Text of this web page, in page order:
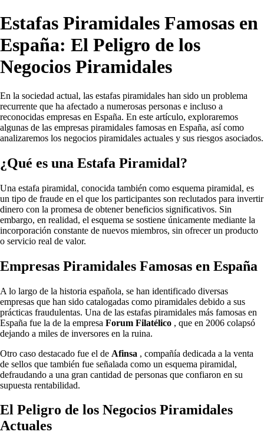
Estafas Piramidales Famosas en
España: El Peligro de los
Negocios Piramidales
En la sociedad actual, las estafas piramidales han sido un problema
recurrente que ha afectado a numerosas personas e incluso a
reconocidas empresas en España. En este artículo, exploraremos
algunas de las empresas piramidales famosas en España, así como
analizaremos los negocios piramidales actuales y sus riesgos asociados.
¿Qué es una Estafa Piramidal?
Una estafa piramidal, conocida también como esquema piramidal, es
un tipo de fraude en el que los participantes son reclutados para invertir
dinero con la promesa de obtener beneficios significativos. Sin
embargo, en realidad, el esquema se sostiene únicamente mediante la
incorporación constante de nuevos miembros, sin ofrecer un producto
o servicio real de valor.
Empresas Piramidales Famosas en España
A lo largo de la historia española, se han identificado diversas
empresas que han sido catalogadas como piramidales debido a sus
prácticas fraudulentas. Una de las estafas piramidales más famosas en
España fue la de la empresa Forum Filatélico , que en 2006 colapsó
dejando a miles de inversores en la ruina.
Otro caso destacado fue el de Afinsa , compañía dedicada a la venta
de sellos que también fue señalada como un esquema piramidal,
defraudando a una gran cantidad de personas que confiaron en su
supuesta rentabilidad.
El Peligro de los Negocios Piramidales
Actuales